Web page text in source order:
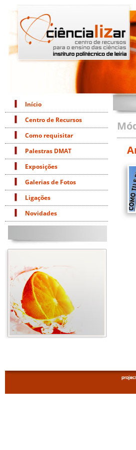
Início
Centro de Recursos
Como requisitar
Palestras DMAT
Exposições
Galerias de Fotos
Ligações
Novidades